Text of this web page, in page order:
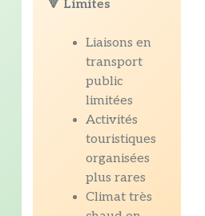
🔻 Limites
Liaisons en
transport
public
limitées
Activités
touristiques
organisées
plus rares
Climat très